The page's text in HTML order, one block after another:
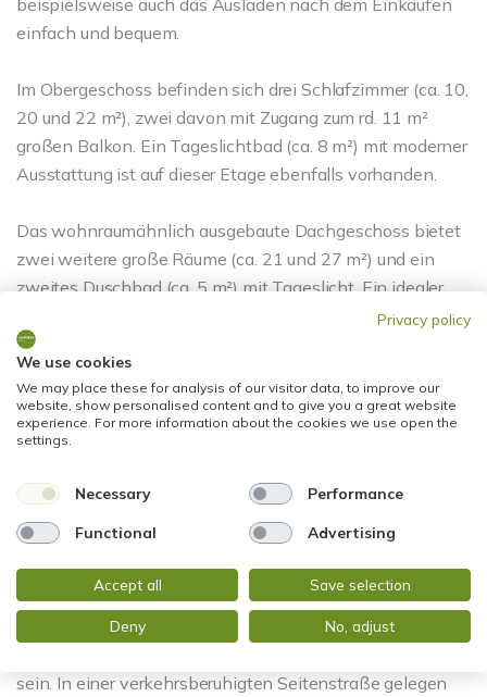
beispielsweise auch das Ausladen nach dem Einkaufen
einfach und bequem.
Im Obergeschoss befinden sich drei Schlafzimmer (ca. 10,
20 und 22 m²), zwei davon mit Zugang zum rd. 11 m²
großen Balkon. Ein Tageslichtbad (ca. 8 m²) mit moderner
Ausstattung ist auf dieser Etage ebenfalls vorhanden.
Das wohnraumähnlich ausgebaute Dachgeschoss bietet
zwei weitere große Räume (ca. 21 und 27 m²) und ein
zweites Duschbad (ca. 5 m²) mit Tageslicht. Ein idealer
Bereich für Gäste, der perfekte Rückzugsort für Teenager
oder auch optimal als Homeoffice. Der Zugang zum
darübergelegenen Dachboden bietet zusätzlichen
Stauraum.
erwarten Sie ein ausgebauter Hobbyraum (ca. 18 m²), eine
Abstellraum und der Heizungskeller. Der große Lagerraum
(ca. 15 m²) lässt sich ideal als Werkstatt oder für
zusätzliche Stauraummöglichkeiten nutzen.
sein. In einer verkehrsberuhigten Seitenstraße gelegen
Privacy policy
We use cookies
We may place these for analysis of our visitor data, to improve our
website, show personalised content and to give you a great website
experience. For more information about the cookies we use open the
settings.
Necessary Performance
Functional Advertising
Accept all Save selection
Deny No, adjust